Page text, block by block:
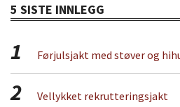
5 SISTE INNLEGG
1 Førjulsjakt med støver og
2 Vellykket rekrutteringsjakt